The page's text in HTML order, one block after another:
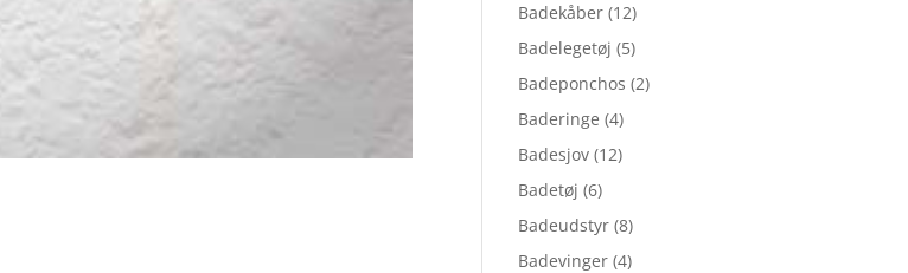
Badekåber (12)
Badelegetøj (5)
Badeponchos (2)
Baderinge (4)
Badesjov (12)
Badetøj (6)
Badeudstyr (8)
Badevinger (4)